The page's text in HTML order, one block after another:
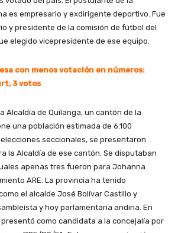
es empresario y exdirigente deportivo. Fue
y presidente de la comisión de fútbol del
elegido vicepresidente de ese equipo.
con menos votación en números:
3 votos
Alcaldía de Quilanga, un cantón de la
una población estimada de 6.100
seccionales, se presentaron
la Alcaldía de ese cantón. Se disputaban
apenas tres fueron para Johanna
ARE. La provincia ha tenido
el alcalde José Bolívar Castillo y
y hoy parlamentaria andina. En
como candidata a la concejalía por